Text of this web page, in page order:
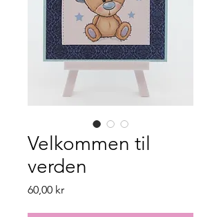
Velkommen til
verden
60,00 krPris